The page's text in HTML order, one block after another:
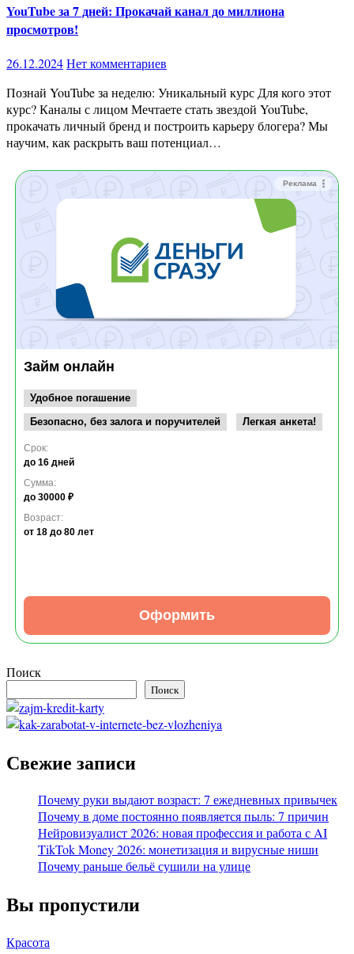
YouTube за 7 дней: Прокачай канал до миллиона
просмотров!
26.12.2024Нет комментариев
Познай YouTube за неделю: Уникальный курс Для кого этот
курс? Каналы с лицом Мечтаете стать звездой YouTube,
прокачать личный бренд и построить карьеру блогера? Мы
научим, как раскрыть ваш потенциал…
Реклама
Займ онлайн
Удобное погашение
Безопасно, без залога и поручителей
Легкая анкета!
Срок:
до 16 дней
Сумма:
до 30000 ₽
Возраст:
от 18 до 80 лет
Оформить
Поиск
Поиск
Свежие записи
Почему руки выдают возраст: 7 ежедневных привычек
Почему в доме постоянно появляется пыль: 7 причин
Нейровизуалист 2026: новая профессия и работа с AI
TikTok Money 2026: монетизация и вирусные ниши
Почему раньше бельё сушили на улице
Вы пропустили
Красота